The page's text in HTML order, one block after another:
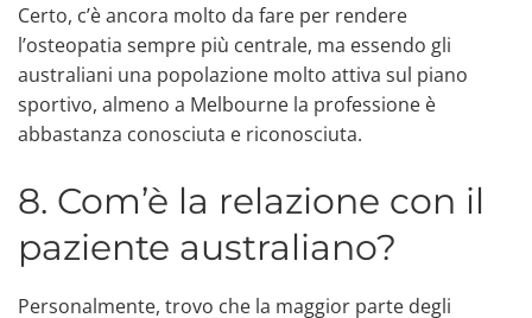
Certo, c’è ancora molto da fare per rendere
l’osteopatia sempre più centrale, ma essendo gli
australiani una popolazione molto attiva sul piano
sportivo, almeno a Melbourne la professione è
abbastanza conosciuta e riconosciuta.
8. Com’è la relazione con il
paziente australiano?
Personalmente, trovo che la maggior parte degli